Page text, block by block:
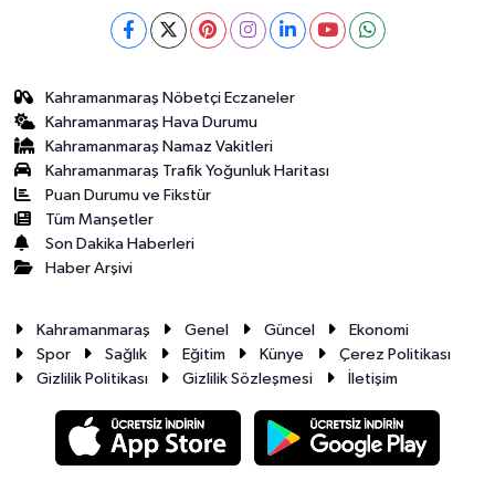
Kahramanmaraş Nöbetçi Eczaneler
Kahramanmaraş Hava Durumu
Kahramanmaraş Namaz Vakitleri
Kahramanmaraş Trafik Yoğunluk Haritası
Puan Durumu ve Fikstür
Tüm Manşetler
Son Dakika Haberleri
Haber Arşivi
Kahramanmaraş Genel Güncel
Ekonomi
Spor
Sağlık Eğitim Künye
Çerez Politikası
Gizlilik Politikası
Gizlilik Sözleşmesi İletişim